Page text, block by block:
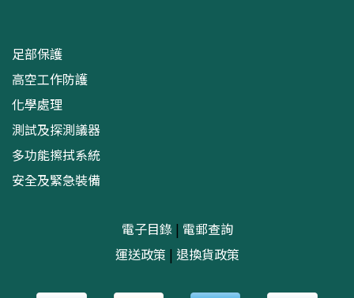
足部保護
高空工作防護
化學處理
測試及探測議器
多功能擦拭系統
安全及緊急裝備
電子目錄| 電郵查詢
運送政策 | 退換貨政策